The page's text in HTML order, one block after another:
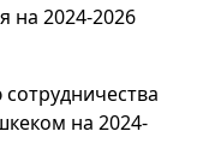
на 2024-2026
на 2024-